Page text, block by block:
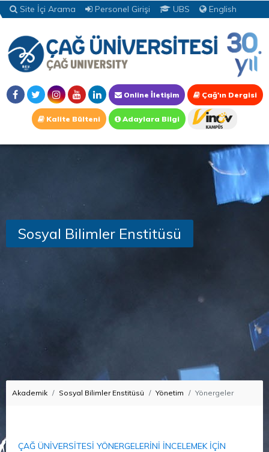
Site İçi Arama Personel Girişi UBS English
Online İletişim Çağ'ın Dergisi
Kalite Bülteni Adaylara Bilgi
Sosyal Bilimler Enstitüsü
Akademik Sosyal Bilimler Enstitüsü Yönetim Yönergeler
ÇAĞ ÜNİVERSİTESİ YÖNERGELERİNİ İNCELEMEK İÇİN